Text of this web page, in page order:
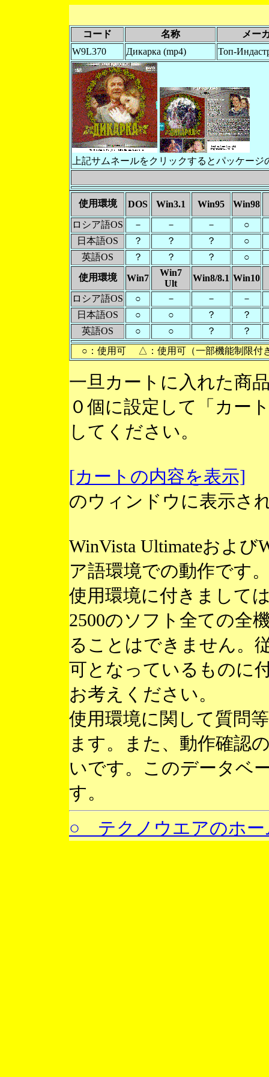
コード 名称
メー
W9L370
Дикарка (mp4) Топ-
上記サムネールをクリックするとパッケー
使用環境 DOS Win3.1 Win95
Win98
ロシア語OS
－ － －
○
日本語OS
？ ？ ？
○
英語OS
？ ？ ？
○
使用環境
Win7
Win7
Ult
Win8/8.1 Win10
ロシア語OS
○ － －
－
日本語OS
○ ○ ？
？
英語OS
○ ○ ？
？
○：使用可 △：使用可（一部機能制限
一旦カートに入れた商
０個に設定して「カー
してください。
[カートの内容を表示]
のウィンドウに表示さ
WinVista Ultimateおよ
ア語環境での動作です
使用環境に付きまして
2500のソフト全ての全
ることはできません。
可となっているものに
お考えください。
使用環境に関して質問
ます。また、動作確認
いです。このデータベ
す。
○ テクノウエアのホー